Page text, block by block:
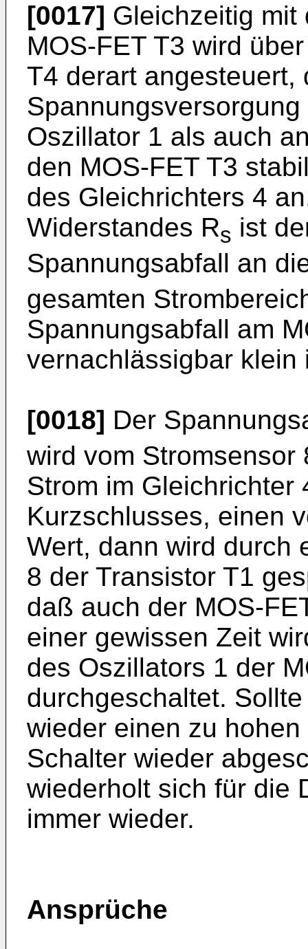
[0017] Gleichzeitig mit
MOS-FET T3 wird
T4 derart angesteuert,
Oszillator 1 als auch
den MOS-FET T3
des Gleichrichters 4
Widerstandes Rs ist
Spannungsabfall an
gesamten
Spannungsabfall am
vernachlässigbar klein
[0018] Der
wird vom
Strom im
Kurzschlusses, einen
Wert, dann wird durch
8 der Transistor T1
daß auch der MOS-
einer gewissen Zeit
des Oszillators 1 der
durchgeschaltet.
wieder einen zu
Schalter wieder
wiederholt sich für die
immer wieder.
Ansprüche